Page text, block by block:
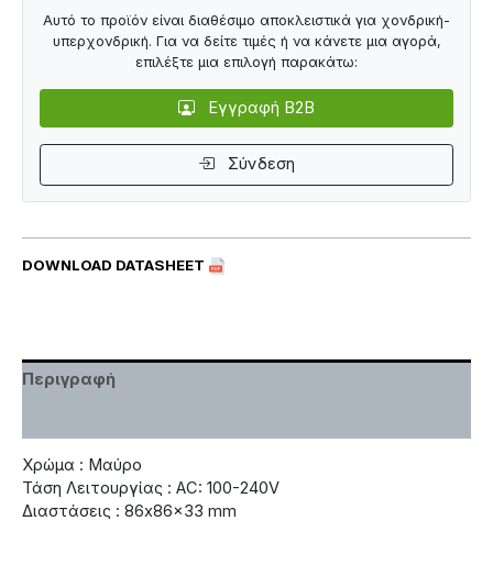
DOWNLOAD DATASHEET
Αυτό το προϊόν είναι διαθέσιμο αποκλειστικά για χονδρική-
υπερχονδρική. Για να δείτε τιμές ή να κάνετε μια αγορά,
επιλέξτε μια επιλογή παρακάτω:
Εγγραφή B2B
Σύνδεση
Περιγραφή
Χρώμα : Μαύρο
Τάση Λειτουργίας : ΑC: 100-240V
Διαστάσεις : 86x86x33 mm